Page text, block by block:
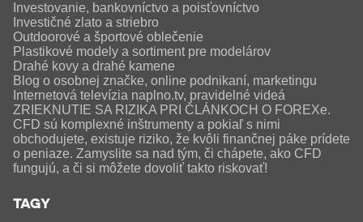
Investovanie, bankovníctvo a poisťovníctvo
Investičné zlato a striebro
Outdoorové a športové oblečenie
Plastikové modely a sortiment pre modelárov
Drahé kovy a drahé kamene
Blog o osobnej značke, online podnikaní, marketingu
Internetová televízia naplno.tv, pravidelné videá
ZRIEKNUTIE SA RIZIKA PRI ČLÁNKOCH O FOREXe.
CFD sú komplexné inštrumenty a pokiaľ s nimi
obchodujete, existuje riziko, že kvôli finančnej páke prídete
o peniaze. Zamyslite sa nad tým, či chápete, ako CFD
fungujú, a či si môžete dovoliť takto riskovať!
TAGY